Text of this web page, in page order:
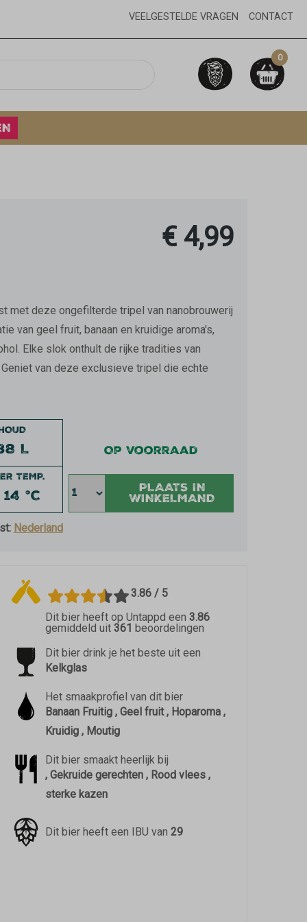
VEELGESTELDE VRAGEN CONTACT
0
€ 4,99
met deze ongefilterde tripel van nanobrouwerij
van geel fruit, banaan en kruidige aroma's,
Elke slok onthult de rijke tradities van
van deze exclusieve tripel die echte
L
TEMP.
°C
Nederland
Op voorraad
PLAATS IN
WINKELMAND
3.86 / 5
Dit bier heeft op Untappd een 3.86
gemiddeld uit 361 beoordelingen
Dit bier drink je het beste uit een
Kelkglas
Het smaakprofiel van dit bier
Banaan Fruitig , Geel fruit , Hoparoma ,
Kruidig , Moutig
Dit bier smaakt heerlijk bij
, Gekruide gerechten , Rood vlees ,
sterke kazen
Dit bier heeft een IBU van 29